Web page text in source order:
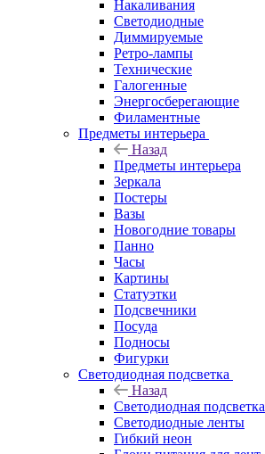
Накаливания
Светодиодные
Диммируемые
Ретро-лампы
Технические
Галогенные
Энергосберегающие
Филаментные
Предметы интерьера
Назад
Предметы интерьера
Зеркала
Постеры
Вазы
Новогодние товары
Панно
Часы
Картины
Статуэтки
Подсвечники
Посуда
Подносы
Фигурки
Светодиодная подсветка
Назад
Светодиодная подсветка
Светодиодные ленты
Гибкий неон